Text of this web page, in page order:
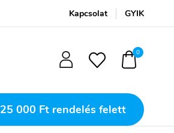
Kapcsolat GYIK
0
25 000 Ft rendelés felett